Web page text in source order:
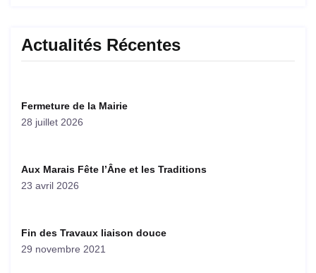
Actualités Récentes
Fermeture de la Mairie
28 juillet 2026
Aux Marais Fête l’Âne et les Traditions
23 avril 2026
Fin des Travaux liaison douce
29 novembre 2021